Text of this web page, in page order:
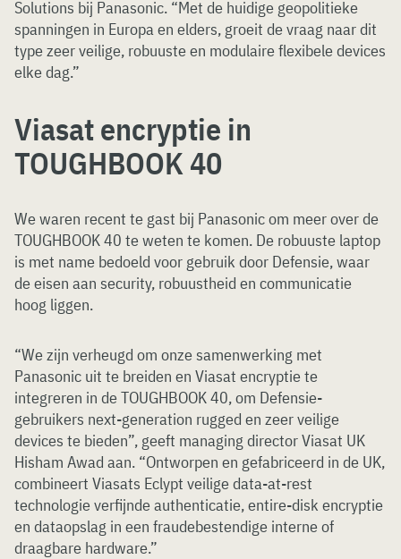
Solutions bij Panasonic. “Met de huidige geopolitieke
spanningen in Europa en elders, groeit de vraag naar dit
type zeer veilige, robuuste en modulaire flexibele devices
elke dag.”
Viasat encryptie in
TOUGHBOOK 40
We waren recent te gast bij Panasonic om meer over de
TOUGHBOOK 40 te weten te komen. De robuuste laptop
is met name bedoeld voor gebruik door Defensie, waar
de eisen aan security, robuustheid en communicatie
hoog liggen.
“We zijn verheugd om onze samenwerking met
Panasonic uit te breiden en Viasat encryptie te
integreren in de TOUGHBOOK 40, om Defensie-
gebruikers next-generation rugged en zeer veilige
devices te bieden”, geeft managing director Viasat UK
Hisham Awad aan. “Ontworpen en gefabriceerd in de UK,
combineert Viasats Eclypt veilige data-at-rest
technologie verfijnde authenticatie, entire-disk encryptie
en dataopslag in een fraudebestendige interne of
draagbare hardware.”